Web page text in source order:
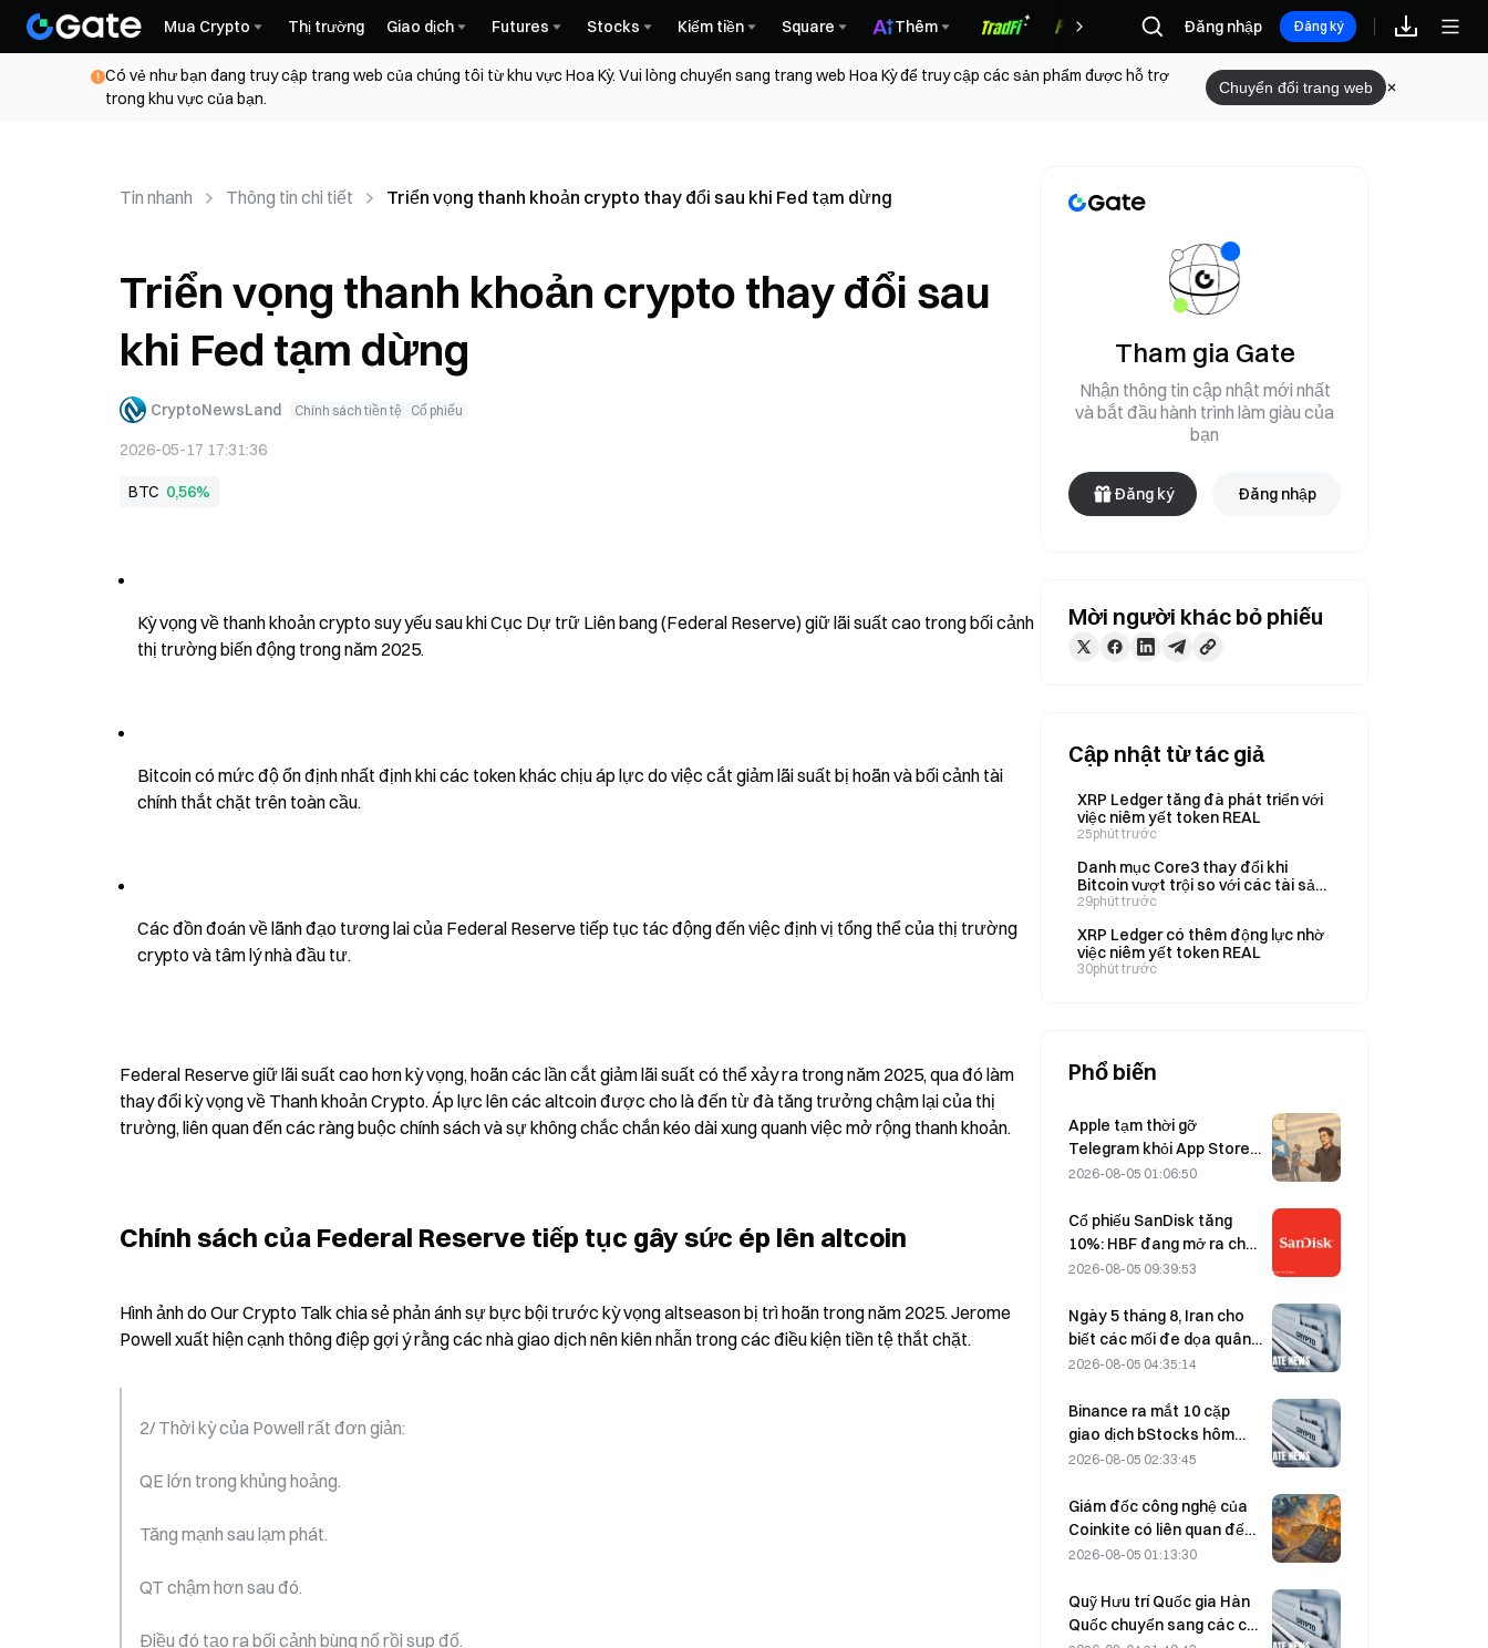
Mua Crypto Thị trường Giao dịch Futures Stocks Kiếm tiền Square Thêm Phần thưởng
Đăng nhập Đăng ký
Có vẻ như bạn đang truy cập trang web của chúng tôi từ khu vực Hoa Kỳ. Vui lòng chuyển sang trang web Hoa Kỳ để truy cập các sản phẩm được hỗ trợ
trong khu vực của bạn.
Chuyển đổi trang web
Tin nhanh Thông tin chi tiết Triển vọng thanh khoản crypto thay đổi sau khi Fed tạm dừng
Triển vọng thanh khoản crypto thay đổi sau
khi Fed tạm dừng
CryptoNewsLand Chính sách tiền tệ Cổ phiếu
2026-05-17 17:31:36
BTC 0,56%
Kỳ vọng về thanh khoản crypto suy yếu sau khi Cục Dự trữ Liên bang (Federal Reserve) giữ lãi suất cao trong bối cảnh
thị trường biến động trong năm 2025.
Bitcoin có mức độ ổn định nhất định khi các token khác chịu áp lực do việc cắt giảm lãi suất bị hoãn và bối cảnh tài
chính thắt chặt trên toàn cầu.
Các đồn đoán về lãnh đạo tương lai của Federal Reserve tiếp tục tác động đến việc định vị tổng thể của thị trường
crypto và tâm lý nhà đầu tư.
Federal Reserve giữ lãi suất cao hơn kỳ vọng, hoãn các lần cắt giảm lãi suất có thể xảy ra trong năm 2025, qua đó làm
thay đổi kỳ vọng về Thanh khoản Crypto. Áp lực lên các altcoin được cho là đến từ đà tăng trưởng chậm lại của thị
trường, liên quan đến các ràng buộc chính sách và sự không chắc chắn kéo dài xung quanh việc mở rộng thanh khoản.
Chính sách của Federal Reserve tiếp tục gây sức ép lên altcoin
Hình ảnh do Our Crypto Talk chia sẻ phản ánh sự bực bội trước kỳ vọng altseason bị trì hoãn trong năm 2025. Jerome
Powell xuất hiện cạnh thông điệp gợi ý rằng các nhà giao dịch nên kiên nhẫn trong các điều kiện tiền tệ thắt chặt.
2/ Thời kỳ của Powell rất đơn giản:
QE lớn trong khủng hoảng.
Tăng mạnh sau lạm phát.
QT chậm hơn sau đó.
Điều đó tạo ra bối cảnh bùng nổ rồi sụp đổ.
Tham gia Gate
Nhận thông tin cập nhật mới nhất
và bắt đầu hành trình làm giàu của
bạn
Đăng ký Đăng nhập
Mời người khác bỏ phiếu
Cập nhật từ tác giả
XRP Ledger tăng đà phát triển với
việc niêm yết token REAL
25phút trước
Danh mục Core3 thay đổi khi
Bitcoin vượt trội so với các tài sản
cùng nhóm
29phút trước
XRP Ledger có thêm động lực nhờ
việc niêm yết token REAL
30phút trước
Phổ biến
Apple tạm thời gỡ
Telegram khỏi App Store
vì CSAM; Durov bác bỏ cáo
đã hứng chịu “một cuộc
tấn công an ninh”.
2026-08-05 01:06:50
Cổ phiếu SanDisk tăng
10%: HBF đang mở ra chu
kỳ tăng trưởng mới cho
nào, và liệu báo cáo tài
chính có thể xác thực luận
điểm tăng trưởng này?
2026-08-05 09:39:53
Ngày 5 tháng 8, Iran cho
biết các mối đe dọa quân
sự của Mỹ đã khiến thỏa
Hormuz bị trì hoãn.
2026-08-05 04:35:14
Binance ra mắt 10 cặp
giao dịch bStocks hôm
nay lúc 20:00 (UTC+8),
2026-08-05 02:33:45
Giám đốc công nghệ của
Coinkite có liên quan đến
sự cố khai thác lỗ hổng
tấn công gây thiệt hại 114
triệu USD
2026-08-05 01:13:30
Quỹ Hưu trí Quốc gia Hàn
Quốc chuyển sang các cổ